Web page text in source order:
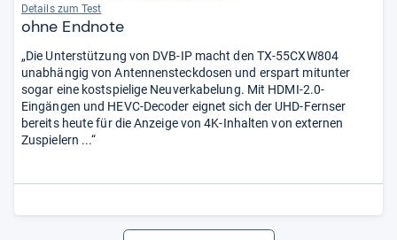
Details zum Test
ohne Endnote
„Die Unterstützung von DVB-IP macht den TX-55CXW804
unabhängig von Antennensteckdosen und erspart mitunter
sogar eine kostspielige Neuverkabelung. Mit HDMI-2.0-
Eingängen und HEVC-Decoder eignet sich der UHD-Fernser
bereits heute für die Anzeige von 4K-Inhalten von externen
Zuspielern ...“